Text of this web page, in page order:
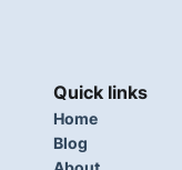
Quick links
Home
Blog